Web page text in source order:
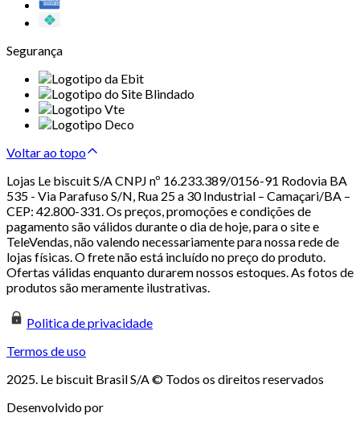
Segurança
Voltar ao topo
Lojas Le biscuit S/A CNPJ nº 16.233.389/0156-91 Rodovia BA
535 - Via Parafuso S/N, Rua 25 a 30 Industrial – Camaçari/BA –
CEP: 42.800-331. Os preços, promoções e condições de
pagamento são válidos durante o dia de hoje, para o site e
TeleVendas, não valendo necessariamente para nossa rede de
lojas físicas. O frete não está incluído no preço do produto.
Ofertas válidas enquanto durarem nossos estoques. As fotos de
produtos são meramente ilustrativas.
Politica de privacidade
Termos de uso
2025. Le biscuit Brasil S/A © Todos os direitos reservados
Desenvolvido por